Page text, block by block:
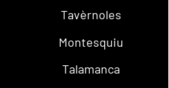
Tavèrnoles
Montesquiu
Talamanca